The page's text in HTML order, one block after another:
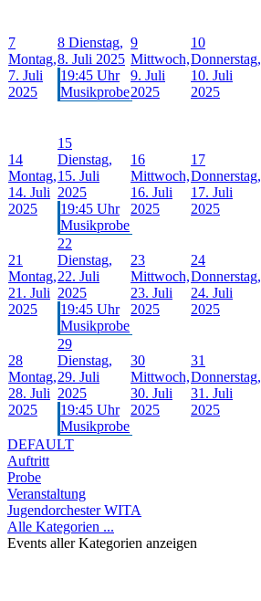
7
Montag,
7. Juli
2025
8 Dienstag,
8. Juli 2025
19:45 Uhr
Musikprobe
9
Mittwoch,
9. Juli
2025
10
Donnerstag,
10. Juli
2025
14
Montag,
14. Juli
2025
15
Dienstag,
15. Juli
2025
19:45 Uhr
Musikprobe
16
Mittwoch,
16. Juli
2025
17
Donnerstag,
17. Juli
2025
21
Montag,
21. Juli
2025
22
Dienstag,
22. Juli
2025
19:45 Uhr
Musikprobe
23
Mittwoch,
23. Juli
2025
24
Donnerstag,
24. Juli
2025
28
Montag,
28. Juli
2025
29
Dienstag,
29. Juli
2025
19:45 Uhr
Musikprobe
30
Mittwoch,
30. Juli
2025
31
Donnerstag,
31. Juli
2025
DEFAULT
Auftritt
Probe
Veranstaltung
Jugendorchester WITA
Alle Kategorien ...
Events aller Kategorien anzeigen